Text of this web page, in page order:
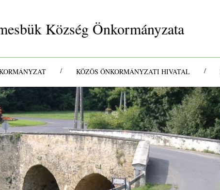
Község Önkormányzata
/ KÖZÖS ÖNKORMÁNYZATI HIVATAL /